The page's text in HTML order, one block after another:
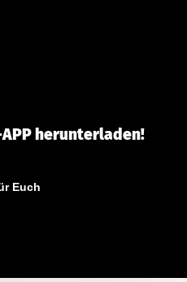
APP herunterladen!
Euch